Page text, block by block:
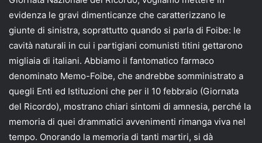
evidenza le gravi dimenticanze che caratterizzano le
giunte di sinistra, soprattutto quando si parla di Foibe: le
cavità naturali in cui i partigiani comunisti titini gettarono
migliaia di italiani. Abbiamo il fantomatico farmaco
denominato Memo-Foibe, che andrebbe somministrato a
quegli Enti ed Istituzioni che per il 10 febbraio (Giornata
del Ricordo), mostrano chiari sintomi di amnesia, perché la
memoria di quei drammatici avvenimenti rimanga viva nel
tempo. Onorando la memoria di tanti martiri, si dà